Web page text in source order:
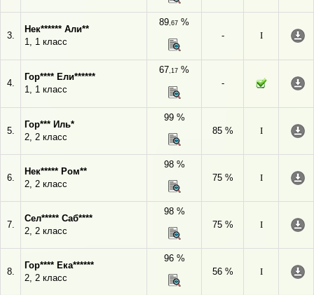
3.
Нек****** Али**
1, 1 класс
89,67 %
-
I
4.
Гор**** Ели******
1, 1 класс
67,17 %
-
5.
Гор*** Иль*
2, 2 класс
99 %
85 %
I
6.
Нек***** Ром**
2, 2 класс
98 %
75 %
I
7.
Сел***** Саб****
2, 2 класс
98 %
75 %
I
8.
Гор**** Ека******
2, 2 класс
96 %
56 %
I